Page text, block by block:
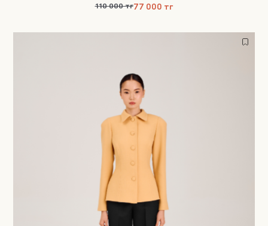
110 000 тг77 000 тг